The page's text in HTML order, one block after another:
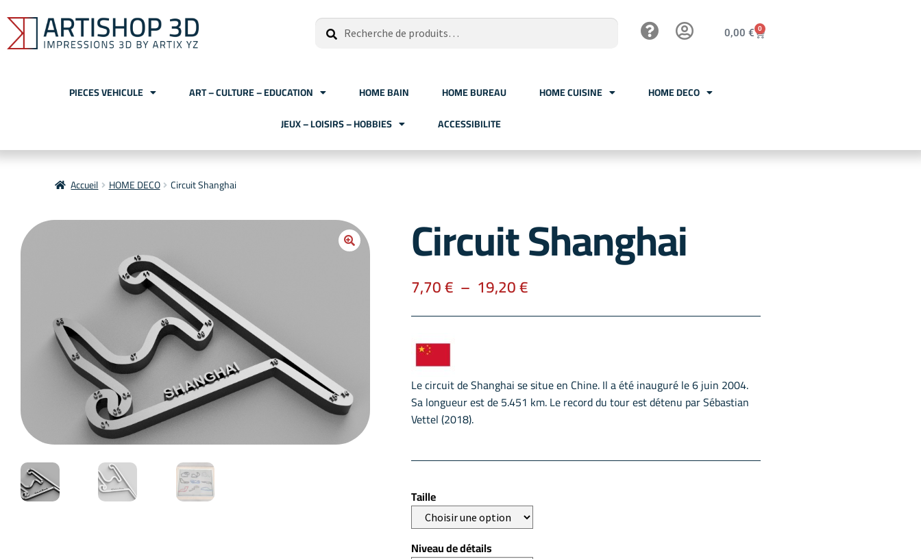
Recherche
0,00 € 0
PIECES VEHICULE ART – CULTURE – EDUCATION HOME BAIN HOME BUREAU HOME CUISINE
HOME DECO
JEUX – LOISIRS – HOBBIES
ACCESSIBILITE
Accueil HOME DECO Circuit Shanghai
Circuit Shanghai
7,70€ – 19,20€
Le circuit de Shanghai se situe en Chine. Il a été inauguré le 6 juin 2004.
Sa longueur est de 5.451 km. Le record du tour est détenu par Sébastian
Vettel (2018).
Taille
Niveau de détails